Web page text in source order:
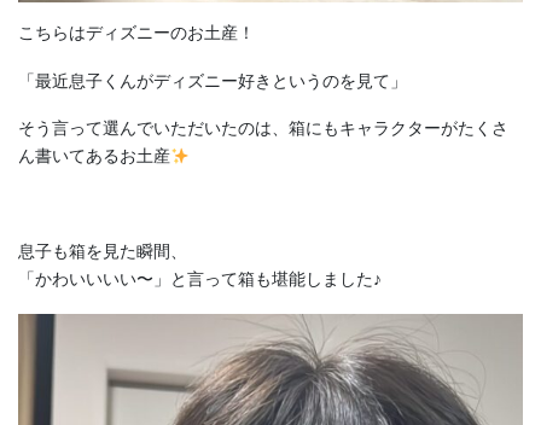
こちらはディズニーのお土産！
「最近息子くんがディズニー好きというのを見て」
そう言って選んでいただいたのは、箱にもキャラクターがたくさ
ん書いてあるお土産
息子も箱を見た瞬間、
「かわいいいい〜」と言って箱も堪能しました♪